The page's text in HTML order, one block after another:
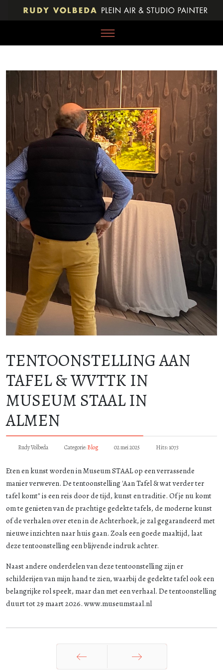
TENTOONSTELLING AAN
TAFEL & WVTTK IN
MUSEUM STAAL IN
ALMEN
Rudy Volbeda Categorie:Blog 02 mei 2025 Hits: 1073
Eten en kunst worden in Museum STAAL op een verrassende
manier verweven. De tentoonstelling 'Aan Tafel & wat verder ter
tafel komt" is een reis door de tijd, kunst en traditie. Of je nu komt
om te genieten van de prachtige gedekte tafels, de moderne kunst
of de verhalen over eten in de Achterhoek, je zal gegarandeerd met
nieuwe inzichten naar huis gaan. Zoals een goede maaltijd, laat
deze tentoonstelling een blijvende indruk achter.
Naast andere onderdelen van deze tentoonstelling zijn er
schilderijen van mijn hand te zien, waarbij de gedekte tafel ook een
belangrijke rol speelt, maar dan met een verhaal. De tentoonstelling
duurt tot 29 maart 2026. www.museumstaal.nl